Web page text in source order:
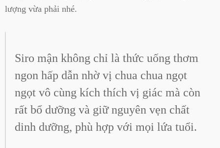
lượng vừa phải nhé.
Siro mận không chỉ là thức uống thơm
ngon hấp dẫn nhờ vị chua chua ngọt
ngọt vô cùng kích thích vị giác mà còn
rất bổ dưỡng và giữ nguyên vẹn chất
dinh dưỡng, phù hợp với mọi lứa tuổi.